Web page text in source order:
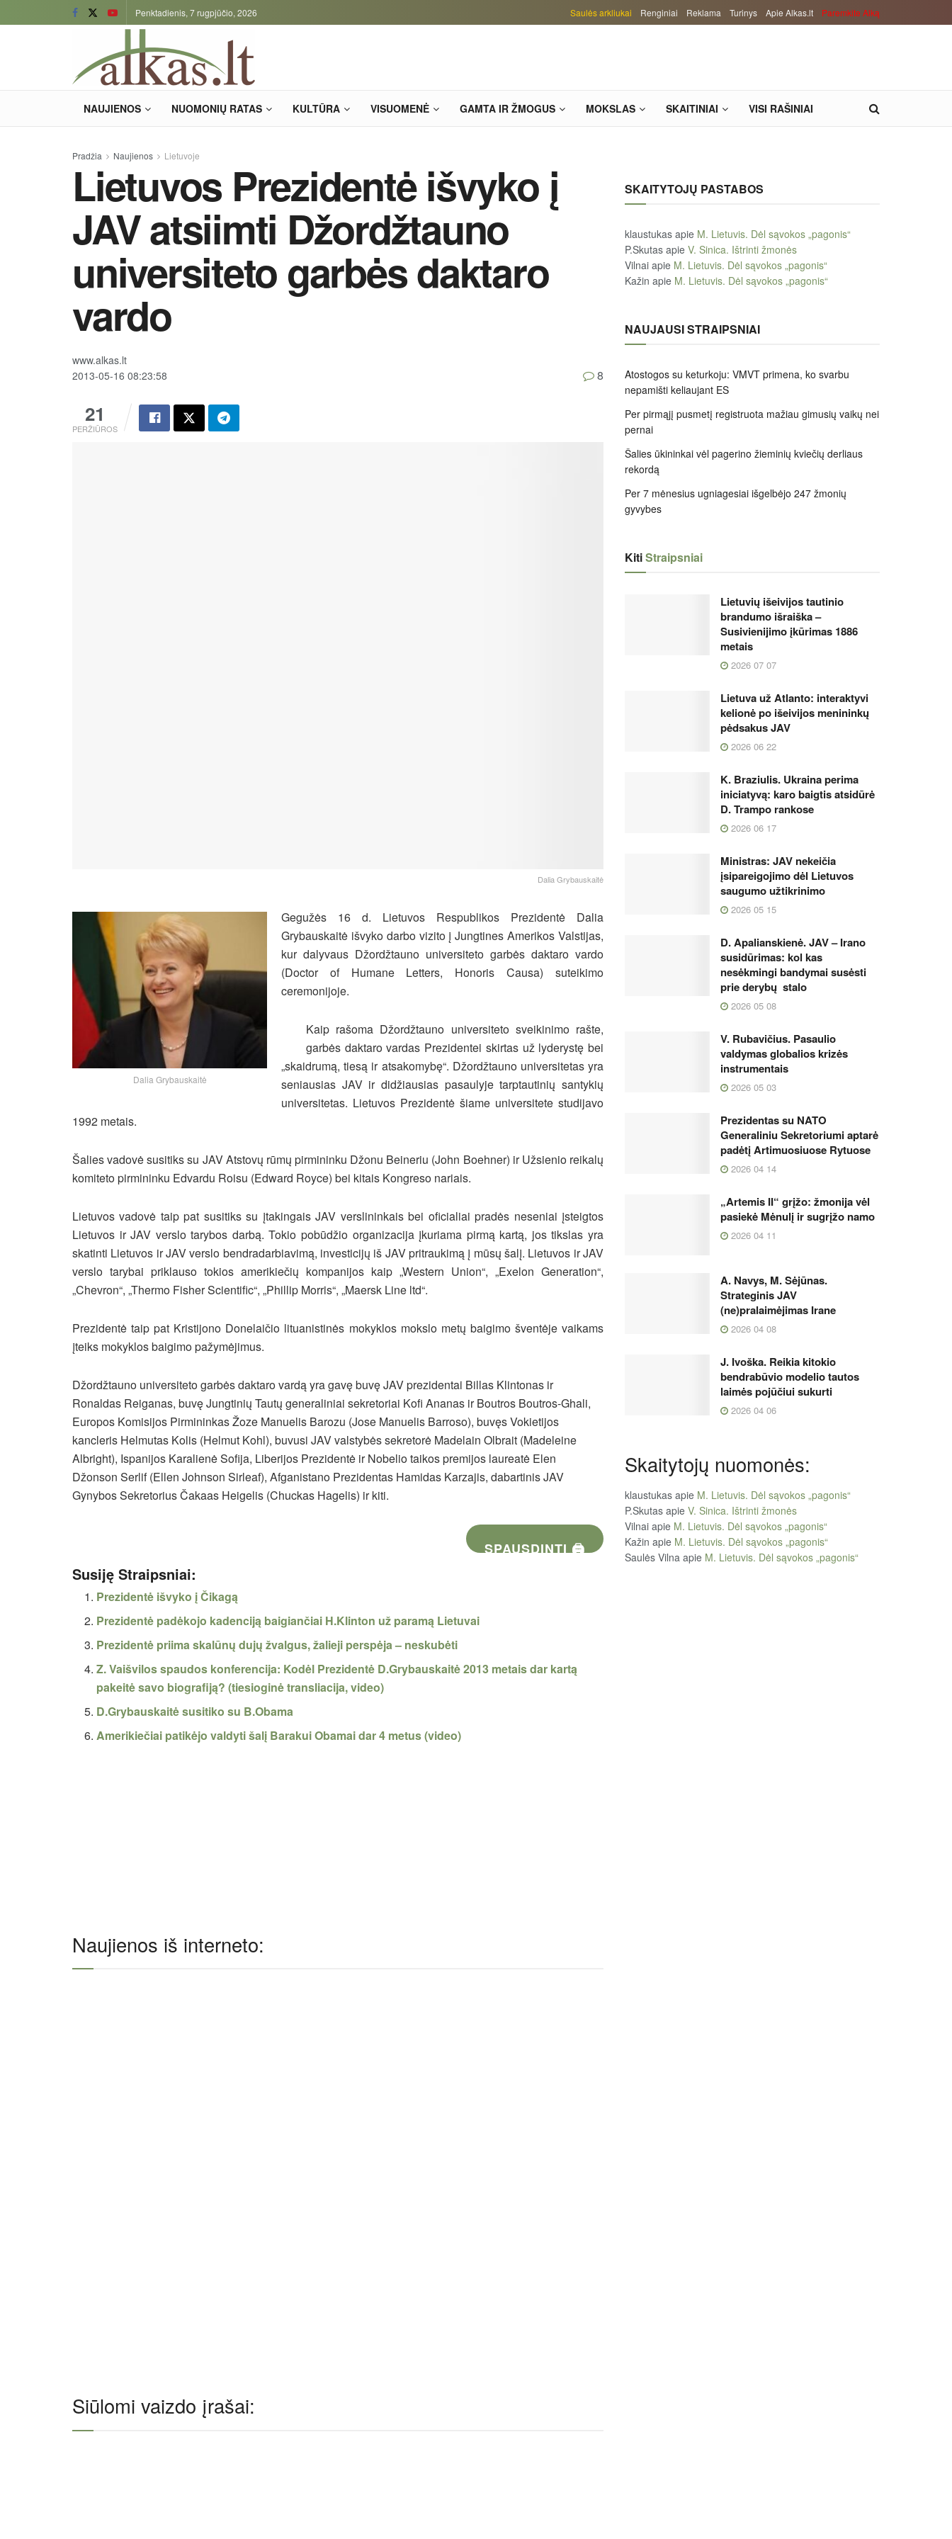
Penktadienis, 7 rugpjūčio, 2026 Saulės arkliukai Renginiai Reklama Turinys Apie Alkas.lt Paremkite Alką
NAUJIENOS NUOMONIŲ RATAS KULTŪRA VISUOMENĖ GAMTA IR ŽMOGUS MOKSLAS SKAITINIAI VISI RAŠINIAI
Pradžia Naujienos Lietuvoje
Lietuvos Prezidentė išvyko į
JAV atsiimti Džordžtauno
universiteto garbės daktaro
vardo
www.alkas.lt
2013-05-16 08:23:58
21
PERŽIŪROS
8
Dalia Grybauskaitė
Dalia Grybauskaitė
Gegužės 16 d. Lietuvos Respublikos Prezidentė Dalia
Grybauskaitė išvyko darbo vizito į Jungtines Amerikos Valstijas,
kur dalyvaus Džordžtauno universiteto garbės daktaro vardo
(Doctor of Humane Letters, Honoris Causa) suteikimo
ceremonijoje.
Kaip rašoma Džordžtauno universiteto sveikinimo rašte,
garbės daktaro vardas Prezidentei skirtas už lyderystę bei
„skaidrumą, tiesą ir atsakomybę“. Džordžtauno universitetas yra
seniausias JAV ir didžiausias pasaulyje tarptautinių santykių
universitetas. Lietuvos Prezidentė šiame universitete studijavo
1992 metais.
Šalies vadovė susitiks su JAV Atstovų rūmų pirmininku Džonu Beineriu (John Boehner) ir Užsienio reikalų
komiteto pirmininku Edvardu Roisu (Edward Royce) bei kitais Kongreso nariais.
Lietuvos vadovė taip pat susitiks su įtakingais JAV verslininkais bei oficialiai pradės neseniai įsteigtos
Lietuvos ir JAV verslo tarybos darbą. Tokio pobūdžio organizacija įkuriama pirmą kartą, jos tikslas yra
skatinti Lietuvos ir JAV verslo bendradarbiavimą, investicijų iš JAV pritraukimą į mūsų šalį. Lietuvos ir JAV
verslo tarybai priklauso tokios amerikiečių kompanijos kaip „Western Union“, „Exelon Generation“,
„Chevron“, „Thermo Fisher Scientific“, „Phillip Morris“, „Maersk Line ltd“.
Prezidentė taip pat Kristijono Donelaičio lituanistinės mokyklos mokslo metų baigimo šventėje vaikams
įteiks mokyklos baigimo pažymėjimus.
Džordžtauno universiteto garbės daktaro vardą yra gavę buvę JAV prezidentai Billas Klintonas ir
Ronaldas Reiganas, buvę Jungtinių Tautų generaliniai sekretoriai Kofi Ananas ir Boutros Boutros-Ghali,
Europos Komisijos Pirmininkas Žoze Manuelis Barozu (Jose Manuelis Barroso), buvęs Vokietijos
kancleris Helmutas Kolis (Helmut Kohl), buvusi JAV valstybės sekretorė Madelain Olbrait (Madeleine
Albright), Ispanijos Karalienė Sofija, Liberijos Prezidentė ir Nobelio taikos premijos laureatė Elen
Džonson Serlif (Ellen Johnson Sirleaf), Afganistano Prezidentas Hamidas Karzajis, dabartinis JAV
Gynybos Sekretorius Čakaas Heigelis (Chuckas Hagelis) ir kiti.
SPAUSDINTI 🖨
Susiję Straipsniai:
Prezidentė išvyko į Čikagą
Prezidentė padėkojo kadenciją baigiančiai H.Klinton už paramą Lietuvai
Prezidentė priima skalūnų dujų žvalgus, žalieji perspėja – neskubėti
Z. Vaišvilos spaudos konferencija: Kodėl Prezidentė D.Grybauskaitė 2013 metais dar kartą
pakeitė savo biografiją? (tiesioginė transliacija, video)
D.Grybauskaitė susitiko su B.Obama
Amerikiečiai patikėjo valdyti šalį Barakui Obamai dar 4 metus (video)
Naujienos iš interneto:
Siūlomi vaizdo įrašai:
SKAITYTOJŲ PASTABOS
klaustukas apie M. Lietuvis. Dėl sąvokos „pagonis“
P.Skutas apie V. Sinica. Ištrinti žmonės
Vilnai apie M. Lietuvis. Dėl sąvokos „pagonis“
Kažin apie M. Lietuvis. Dėl sąvokos „pagonis“
NAUJAUSI STRAIPSNIAI
Atostogos su keturkoju: VMVT primena, ko svarbu
nepamišti keliaujant ES
Per pirmąjį pusmetį registruota mažiau gimusių vaikų nei
pernai
Šalies ūkininkai vėl pagerino žieminių kviečių derliaus
rekordą
Per 7 mėnesius ugniagesiai išgelbėjo 247 žmonių
gyvybes
KitiStraipsniai
Lietuvių išeivijos tautinio
brandumo išraiška –
Susivienijimo įkūrimas 1886
metais
2026 07 07
Lietuva už Atlanto: interaktyvi
kelionė po išeivijos menininkų
pėdsakus JAV
2026 06 22
K. Braziulis. Ukraina perima
iniciatyvą: karo baigtis atsidūrė
D. Trampo rankose
2026 06 17
Ministras: JAV nekeičia
įsipareigojimo dėl Lietuvos
saugumo užtikrinimo
2026 05 15
D. Apalianskienė. JAV – Irano
susidūrimas: kol kas
nesėkmingi bandymai susėsti
prie derybų stalo
2026 05 08
V. Rubavičius. Pasaulio
valdymas globalios krizės
instrumentais
2026 05 03
Prezidentas su NATO
Generaliniu Sekretoriumi aptarė
padėtį Artimuosiuose Rytuose
2026 04 14
„Artemis II“ grįžo: žmonija vėl
pasiekė Mėnulį ir sugrįžo namo
2026 04 11
A. Navys, M. Sėjūnas.
Strateginis JAV
(ne)pralaimėjimas Irane
2026 04 08
J. Ivoška. Reikia kitokio
bendrabūvio modelio tautos
laimės pojūčiui sukurti
2026 04 06
Skaitytojų nuomonės:
klaustukas apie M. Lietuvis. Dėl sąvokos „pagonis“
P.Skutas apie V. Sinica. Ištrinti žmonės
Vilnai apie M. Lietuvis. Dėl sąvokos „pagonis“
Kažin apie M. Lietuvis. Dėl sąvokos „pagonis“
Saulės Vilna apie M. Lietuvis. Dėl sąvokos „pagonis“